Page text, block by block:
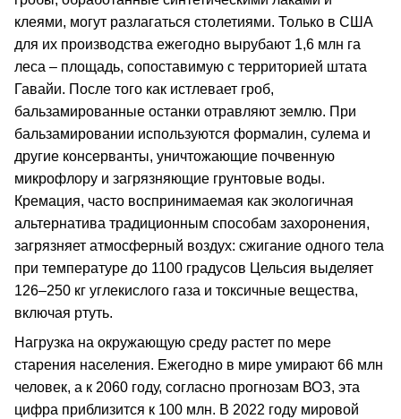
клеями, могут разлагаться столетиями. Только в США
для их производства ежегодно вырубают 1,6 млн га
леса – площадь, сопоставимую с территорией штата
Гавайи. После того как истлевает гроб,
бальзамированные останки отравляют землю. При
бальзамировании используются формалин, сулема и
другие консерванты, уничтожающие почвенную
микрофлору и загрязняющие грунтовые воды.
Кремация, часто воспринимаемая как экологичная
альтернатива традиционным способам захоронения,
загрязняет атмосферный воздух: сжигание одного тела
при температуре до 1100 градусов Цельсия выделяет
126–250 кг углекислого газа и токсичные вещества,
включая ртуть.
Нагрузка на окружающую среду растет по мере
старения населения. Ежегодно в мире умирают 66 млн
человек, а к 2060 году, согласно прогнозам ВОЗ, эта
цифра приблизится к 100 млн. В 2022 году мировой